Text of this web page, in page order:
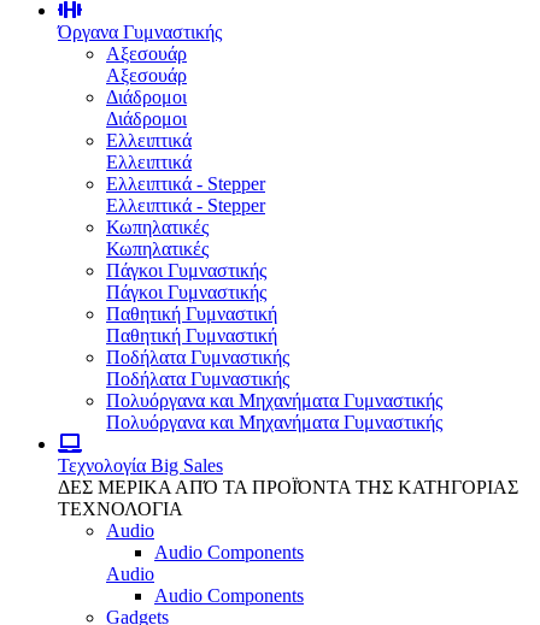
Όργανα Γυμναστικής
Αξεσουάρ
Αξεσουάρ
Διάδρομοι
Διάδρομοι
Ελλειπτικά
Ελλειπτικά
Ελλειπτικά - Stepper
Ελλειπτικά - Stepper
Κωπηλατικές
Κωπηλατικές
Πάγκοι Γυμναστικής
Πάγκοι Γυμναστικής
Παθητική Γυμναστική
Παθητική Γυμναστική
Ποδήλατα Γυμναστικής
Ποδήλατα Γυμναστικής
Πολυόργανα και Μηχανήματα Γυμναστικής
Πολυόργανα και Μηχανήματα Γυμναστικής
Τεχνολογία Big Sales
ΔΕΣ ΜΕΡΙΚΑ ΑΠΌ ΤΑ ΠΡΟΪΌΝΤΑ ΤΗΣ ΚΑΤΗΓΟΡΙΑΣ
ΤΕΧΝΟΛΟΓΙΑ
Audio
Audio Components
Audio
Audio Components
Gadgets